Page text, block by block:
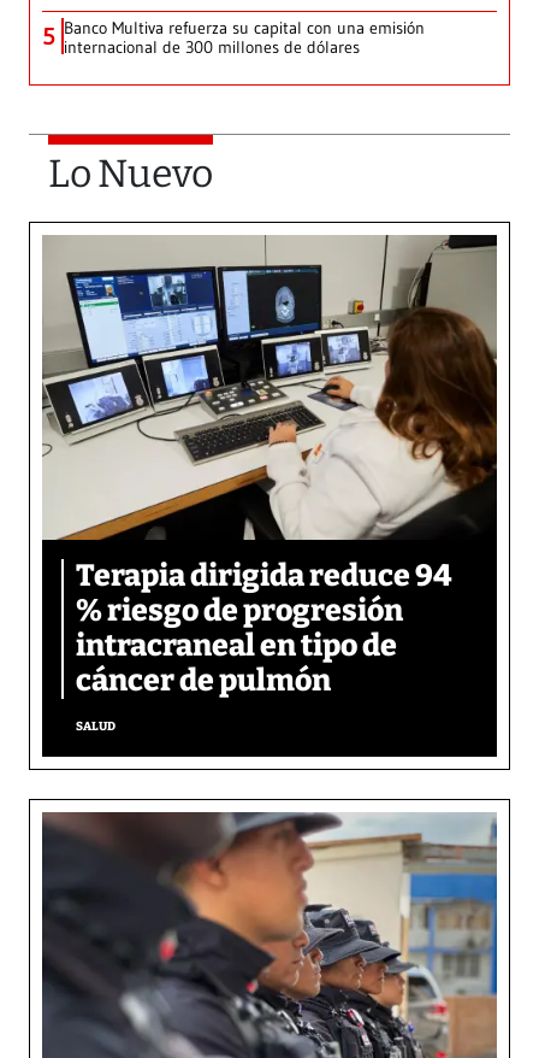
5 Banco Multiva refuerza su capital con una emisión
internacional de 300 millones de dólares
Lo Nuevo
Terapia dirigida reduce 94
% riesgo de progresión
intracraneal en tipo de
cáncer de pulmón
SALUD